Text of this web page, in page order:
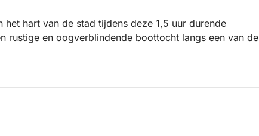
hart van de stad tijdens deze 1,5 uur durende
rustige en oogverblindende boottocht langs een van de
Grodzka, een uniek stukje wildernis omringd door het
belang van het eiland. Leer meer over lokale
eiland een natuurlijk toevluchtsoord is geworden